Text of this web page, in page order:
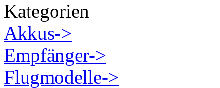
Kategorien
Akkus->
Empfänger->
Flugmodelle->